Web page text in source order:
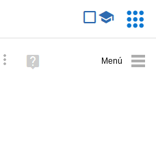
Búsqueda avanzada
Ayuda
(en